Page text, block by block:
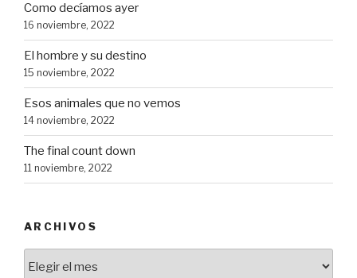
Como decíamos ayer
16 noviembre, 2022
El hombre y su destino
15 noviembre, 2022
Esos animales que no vemos
14 noviembre, 2022
The final count down
11 noviembre, 2022
ARCHIVOS